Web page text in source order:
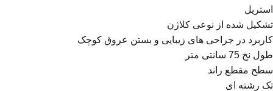
استریل
تشکیل شده از نوعی کلاژن
کاربرد در جراحی های زیبایی و بستن عروق کوچک
طول نخ 75 سانتی متر
سطح مقطع راند
تک رشته ای